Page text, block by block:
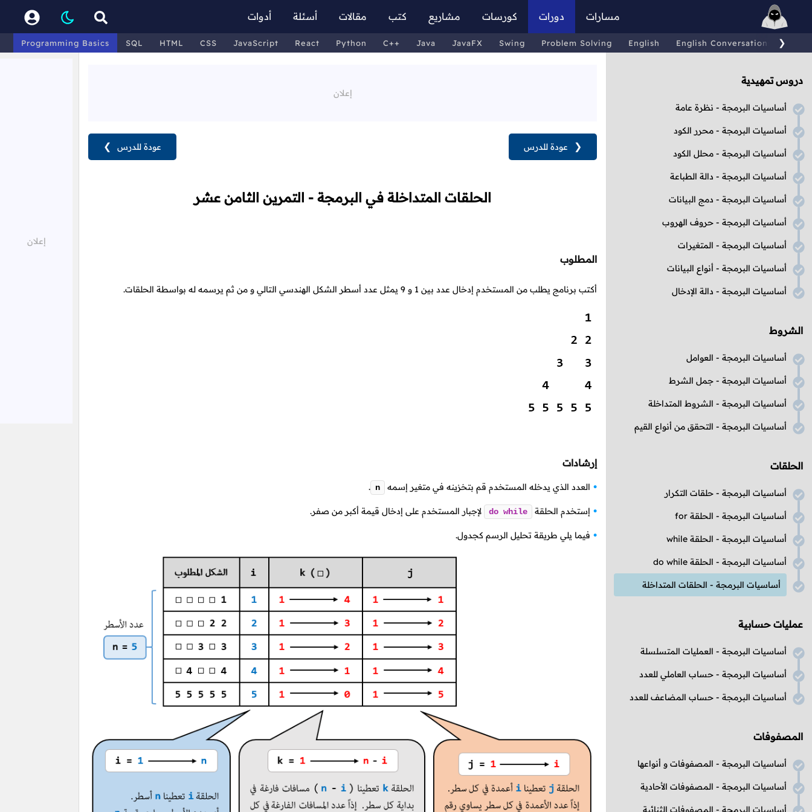
مسارات دورات كورسات مشاريع كتب مقالات أسئلة أدوات
Programming Basics SQL HTML CSS JavaScript React Python C++ Java JavaFX Swing Problem Solving English English Conversations ❯
دروس تمهيدية
أساسيات البرمجة - نظرة عامة
أساسيات البرمجة - محرر الكود
أساسيات البرمجة - محلل الكود
أساسيات البرمجة - دالة الطباعة
أساسيات البرمجة - دمج البيانات
أساسيات البرمجة - حروف الهروب
أساسيات البرمجة - المتغيرات
أساسيات البرمجة - أنواع البيانات
أساسيات البرمجة - دالة الإدخال
الشروط
أساسيات البرمجة - العوامل
أساسيات البرمجة - جمل الشرط
أساسيات البرمجة - الشروط المتداخلة
أساسيات البرمجة - التحقق من أنواع القيم
الحلقات
أساسيات البرمجة - حلقات التكرار
أساسيات البرمجة - الحلقة for
أساسيات البرمجة - الحلقة while
أساسيات البرمجة - الحلقة do while
أساسيات البرمجة - الحلقات المتداخلة
عمليات حسابية
أساسيات البرمجة - العمليات المتسلسلة
أساسيات البرمجة - حساب العاملي للعدد
أساسيات البرمجة - حساب المضاعف للعدد
المصفوفات
أساسيات البرمجة - المصفوفات و أنواعها
أساسيات البرمجة - المصفوفات الأحادية
أساسيات البرمجة - المصفوفات الثنائية
عودة للدرس ❯ ❮ عودة للدرس
الحلقات المتداخلة في البرمجة - التمرين الثامن عشر
المطلوب
أكتب برنامج يطلب من المستخدم إدخال عدد بين 1 و 9 يمثل عدد أسطر الشكل الهندسي التالي و من ثم يرسمه له بواسطة الحلقات.
إرشادات
العدد الذي يدخله المستخدم قم بتخزينه في متغير إسمه n
.
إستخدم الحلقة do while لإجبار المستخدم على إدخال قيمة أكبر من صفر.
فيما يلي طريقة تحليل الرسم كجدول.